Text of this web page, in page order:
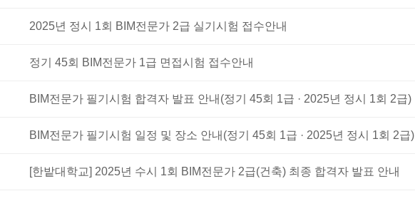
2025년 정시 1회 BIM전문가 2급 실기시험 접수안내
정기 45회 BIM전문가 1급 면접시험 접수안내
BIM전문가 필기시험 합격자 발표 안내(정기 45회 1급 · 2025년 정시 1회 2급)
BIM전문가 필기시험 일정 및 장소 안내(정기 45회 1급 · 2025년 정시 1회 2급)
[한밭대학교] 2025년 수시 1회 BIM전문가 2급(건축) 최종 합격자 발표 안내